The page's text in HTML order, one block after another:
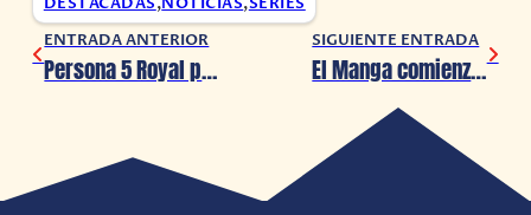
DESTACADAS,NOTICIAS,SERIES
ENTRADA ANTERIOR
Persona 5 Royal presenta una figura de Makoto Niijima
SIGUIENTE ENTRADA
El Manga comienza a traducirse con IA